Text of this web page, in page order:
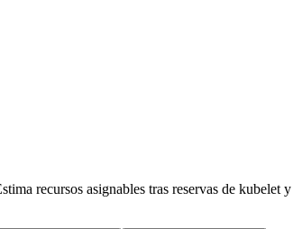
recursos asignables tras reservas de kubelet